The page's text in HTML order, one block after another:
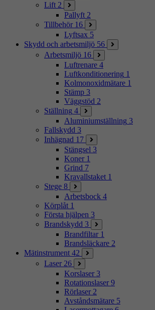
Lift 2
Pallyft 2
Tillbehör 16
Lyftsax 5
Skydd och arbetsmiljö 56
Arbetsmiljö 16
Luftrenare 4
Luftkonditionering 1
Kolmonoxidmätare 1
Stämp 3
Väggstöd 2
Ställning 4
Aluminiumställning 3
Fallskydd 3
Inhägnad 17
Stängsel 3
Koner 1
Grind 7
Kravallstaket 1
Stege 8
Arbetsbock 4
Körplåt 1
Första hjälpen 3
Brandskydd 3
Brandfiltar 1
Brandsläckare 2
Mätinstrument 42
Laser 26
Korslaser 3
Rotationslaser 9
Rörlaser 2
Avståndsmätare 5